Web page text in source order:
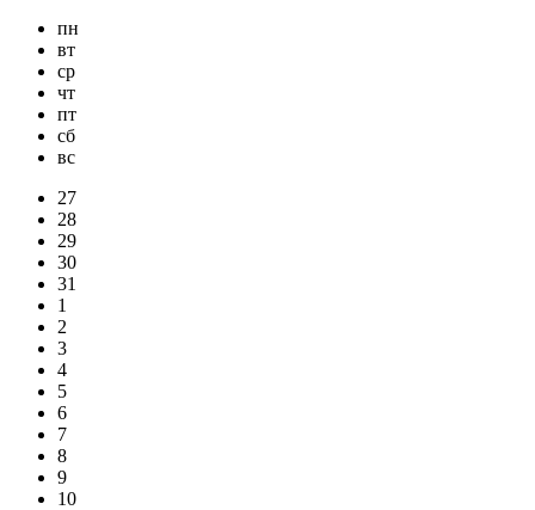
пн
вт
ср
чт
пт
сб
вс
27
28
29
30
31
1
2
3
4
5
6
7
8
9
10